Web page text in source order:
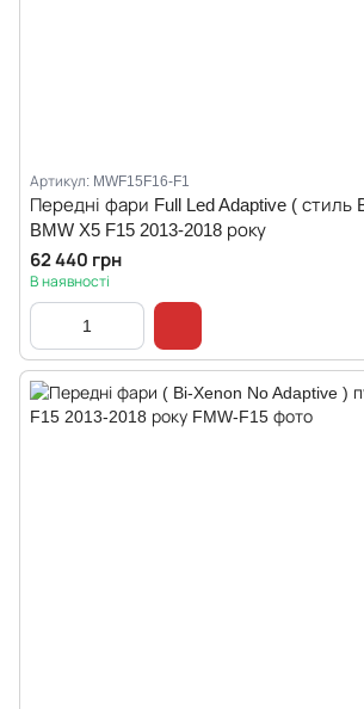
Артикул: MWF15F16-F1
Передні фари Full Led Adaptive ( стиль
BMW X5 F15 2013-2018 року
62 440 грн
В наявності